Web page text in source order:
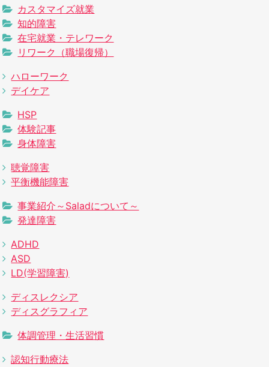
カスタマイズ就業
知的障害
在宅就業・テレワーク
リワーク（職場復帰）
ハローワーク
デイケア
HSP
体験記事
身体障害
聴覚障害
平衡機能障害
事業紹介～Saladについて～
発達障害
ADHD
ASD
LD(学習障害)
ディスレクシア
ディスグラフィア
体調管理・生活習慣
認知行動療法